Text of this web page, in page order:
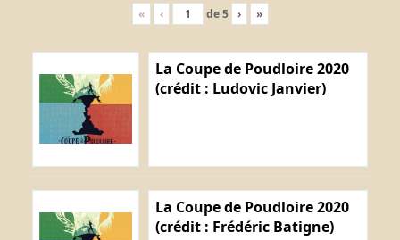
« ‹ de5 › »
La Coupe de Poudloire 2020
(crédit : Ludovic Janvier)
La Coupe de Poudloire 2020
(crédit : Frédéric Batigne)